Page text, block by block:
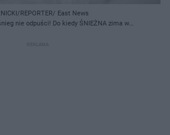
REPORTER/ East News
nie odpuści! Do kiedy ŚNIEŻNA zima w